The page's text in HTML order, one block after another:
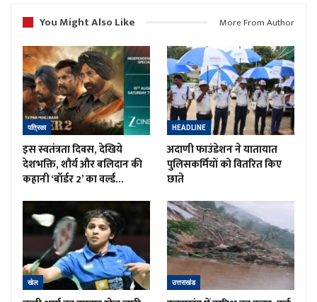
You Might Also Like
More From Author
पत्रिका
इस स्वतंत्रता दिवस, देखिये
देशभक्ति, शौर्य और बलिदान की
कहानी ‘बॉर्डर 2’ का वर्ल्ड…
HEADLINE
अदाणी फाउंडेशन ने यातायात
पुलिसकर्मियों को वितरित किए
छाते
खेल उत्तराखंड